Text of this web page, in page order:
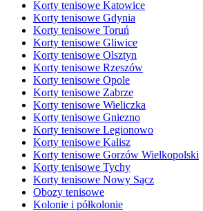
Korty tenisowe Katowice
Korty tenisowe Gdynia
Korty tenisowe Toruń
Korty tenisowe Gliwice
Korty tenisowe Olsztyn
Korty tenisowe Rzeszów
Korty tenisowe Opole
Korty tenisowe Zabrze
Korty tenisowe Wieliczka
Korty tenisowe Gniezno
Korty tenisowe Legionowo
Korty tenisowe Kalisz
Korty tenisowe Gorzów Wielkopolski
Korty tenisowe Tychy
Korty tenisowe Nowy Sącz
Obozy tenisowe
Kolonie i półkolonie